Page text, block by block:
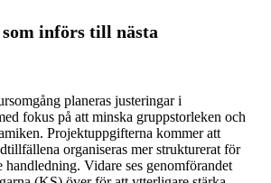
införs till nästa
planeras justeringar i
fokus på att minska gruppstorleken och
Projektuppgifterna kommer att
organiseras mer strukturerat för
handledning. Vidare ses genomförandet